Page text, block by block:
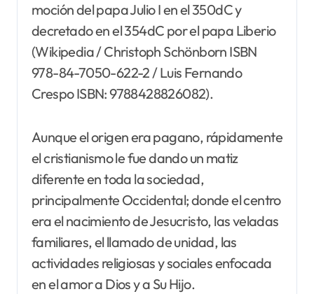
moción del papa Julio I en el 350dC y
decretado en el 354dC por el papa Liberio
(Wikipedia / Christoph Schönborn ISBN
978-84-7050-622-2 / Luis Fernando
Crespo ISBN: 9788428826082).
Aunque el origen era pagano, rápidamente
el cristianismo le fue dando un matiz
diferente en toda la sociedad,
principalmente Occidental; donde el centro
era el nacimiento de Jesucristo, las veladas
familiares, el llamado de unidad, las
actividades religiosas y sociales enfocada
en el amor a Dios y a Su Hijo.